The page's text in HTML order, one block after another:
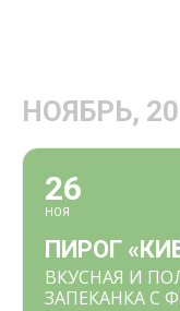
НОЯБРЬ,
26
НОЯ
ПИРОГ
ВКУСНАЯ И
ЗАПЕКАНКА С